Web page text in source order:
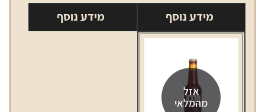
מידע נוסף מידע נוסף
אזל
מהמלאי